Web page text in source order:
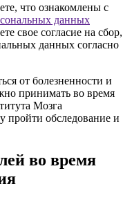
что ознакомлены с
данных
свое согласие на сбор,
данных согласно
от болезненности и
принимать во время
Мозга
пройти обследование и
во время